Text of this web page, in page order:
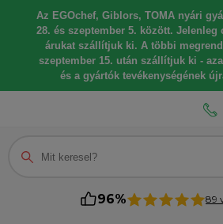
Az EGOchef, Giblors, TOMA nyári
28. és szeptember 5. között. Jelenleg
árukat szállítjuk ki. A többi
szeptember 15. után szállítjuk ki -
és a gyártók tevékenységének
96% 89